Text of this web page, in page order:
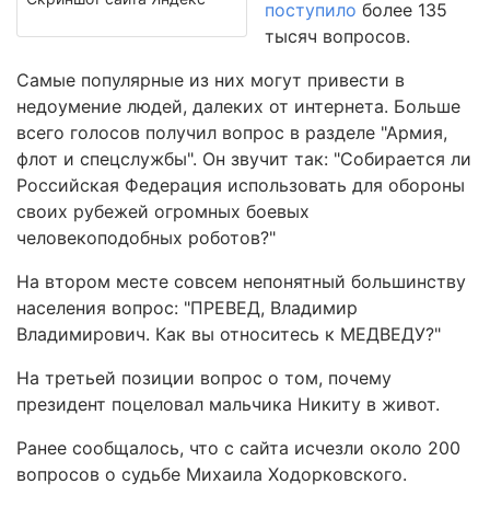
поступило более 135
тысяч вопросов.
Самые популярные из них могут привести в
недоумение людей, далеких от интернета. Больше
всего голосов получил вопрос в разделе "Армия,
флот и спецслужбы". Он звучит так: "Собирается ли
Российская Федерация использовать для обороны
своих рубежей огромных боевых
человекоподобных роботов?"
На втором месте совсем непонятный большинству
населения вопрос: "ПРЕВЕД, Владимир
Владимирович. Как вы относитесь к МЕДВЕДУ?"
На третьей позиции вопрос о том, почему
президент поцеловал мальчика Никиту в живот.
Ранее сообщалось, что с сайта исчезли около 200
вопросов о судьбе Михаила Ходорковского.